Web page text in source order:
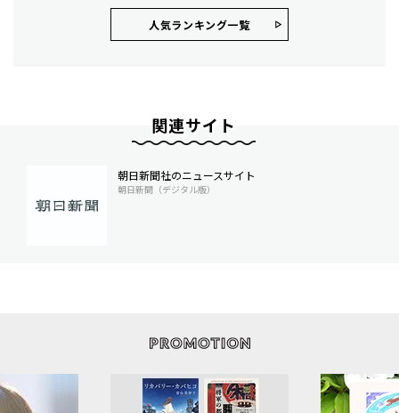
人気ランキング⼀覧
関連サイト
朝日新聞社のニュースサイト
朝日新聞（デジタル版）